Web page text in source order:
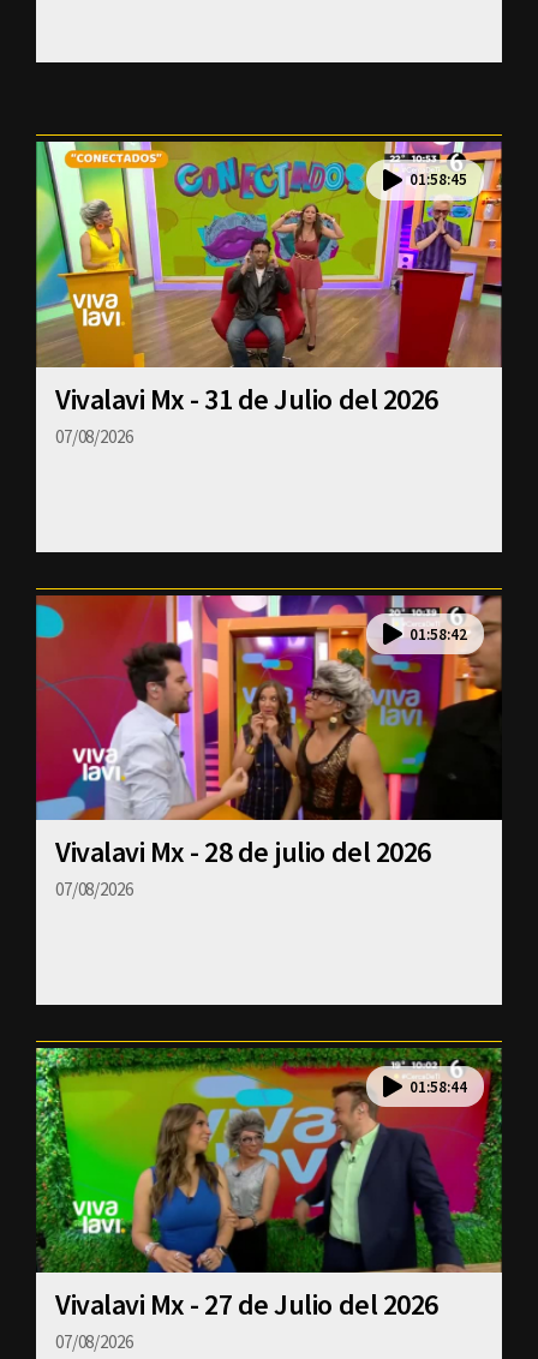
Vivalavi Mx - 31 de Julio del 2026
07/08/2026
01:58:45
01:58:42
Vivalavi Mx - 28 de julio del 2026
07/08/2026
01:58:44
Vivalavi Mx - 27 de Julio del 2026
07/08/2026